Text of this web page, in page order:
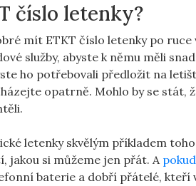
číslo letenky?
mít ETKT číslo⁣ letenky⁢ po
služby, abyste k ‍němu měli
ho potřebovali předložit ‌na
opatrně. Mohlo by ‌se stát,
letenky skvělým příkladem
⁢jakou si můžeme ⁣jen přát. A
baterie a dobří přátelé, kteří‍